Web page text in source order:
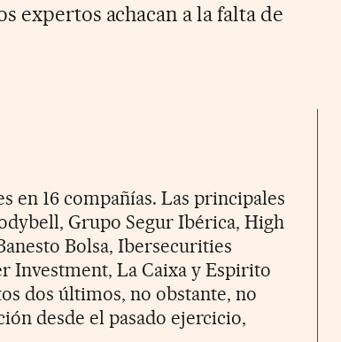
expertos achacan a la falta de
en 16 compañías. Las principales
Grupo Segur Ibérica, High
Bolsa, Ibersecurities
Investment, La Caixa y Espirito
dos últimos, no obstante, no
desde el pasado ejercicio,